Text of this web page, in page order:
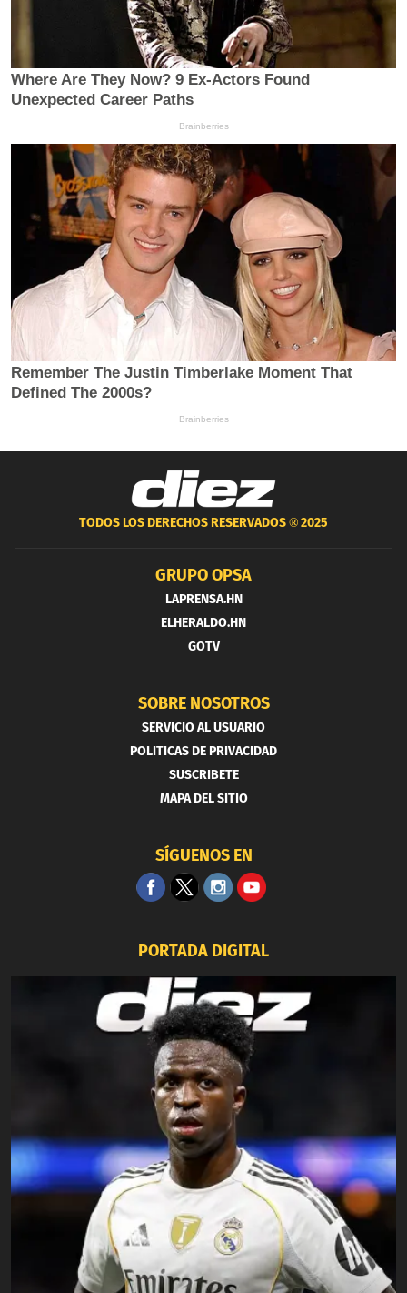
TODOS LOS DERECHOS RESERVADOS ®2025
GRUPO OPSA
LAPRENSA.HN
ELHERALDO.HN
GOTV
SOBRE NOSOTROS
SERVICIO AL USUARIO
POLITICAS DE PRIVACIDAD
SUSCRIBETE
MAPA DEL SITIO
SÍGUENOS EN
PORTADA DIGITAL